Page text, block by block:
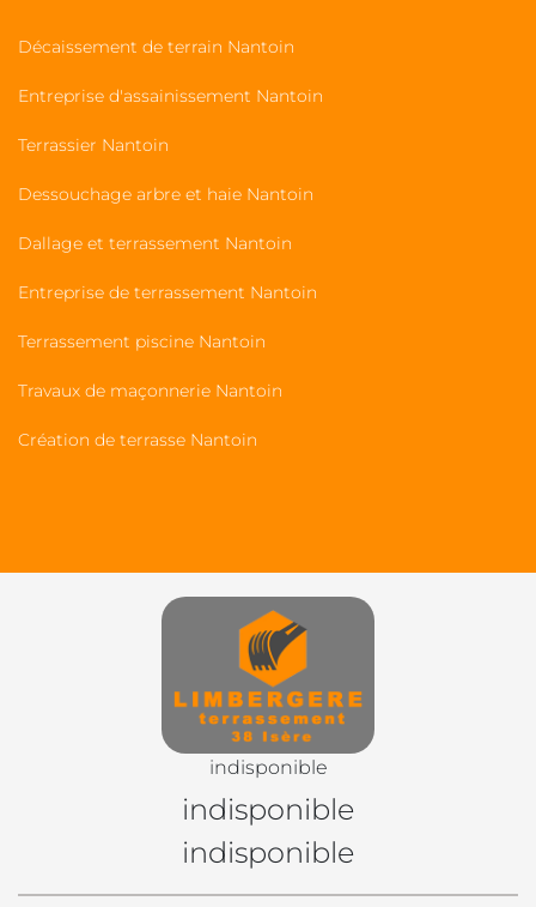
Décaissement de terrain Nantoin
Entreprise d'assainissement Nantoin
Terrassier Nantoin
Dessouchage arbre et haie Nantoin
Dallage et terrassement Nantoin
Entreprise de terrassement Nantoin
Terrassement piscine Nantoin
Travaux de maçonnerie Nantoin
Création de terrasse Nantoin
indisponible
indisponible
indisponible